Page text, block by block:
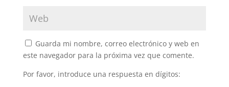
Guarda mi nombre, correo electrónico y web en
este navegador para la próxima vez que comente.
Por favor, introduce una respuesta en dígitos: